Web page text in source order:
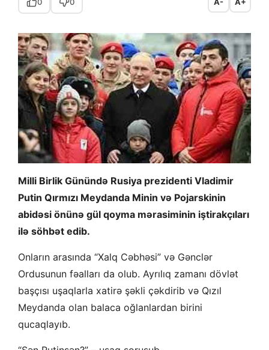
Milli Birlik Günündə Rusiya prezidenti Vladimir
Putin Qırmızı Meydanda Minin və Pojarskinin
abidəsi önünə gül qoyma mərasiminin iştirakçıları
ilə söhbət edib.
Onların arasında “Xalq Cəbhəsi” və Gənclər
Ordusunun fəalları da olub. Ayrılıq zamanı dövlət
başçısı uşaqlarla xatirə şəkli çəkdirib və Qızıl
Meydanda olan balaca oğlanlardan birini
qucaqlayıb.